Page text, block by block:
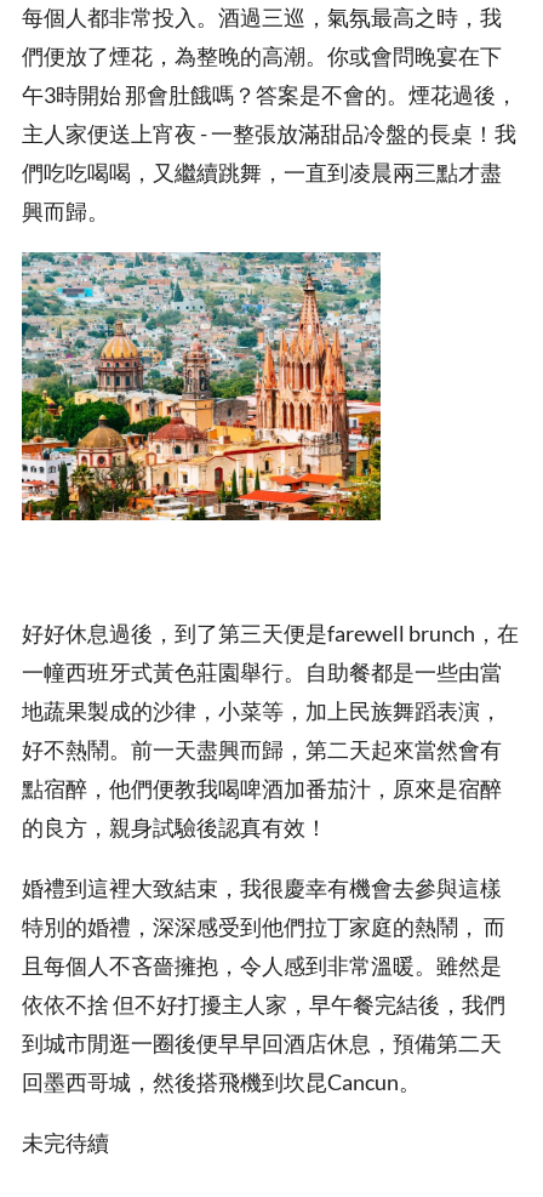
每個人都非常投入。酒過三巡，氣氛最高之時，我
們便放了煙花，為整晚的高潮。你或會問晚宴在下
午3時開始 那會肚餓嗎？答案是不會的。煙花過後，
主人家便送上宵夜 - 一整張放滿甜品冷盤的長桌！我
們吃吃喝喝，又繼續跳舞，一直到凌晨兩三點才盡
興而歸。
好好休息過後，到了第三天便是farewell brunch，在
一幢西班牙式黃色莊園舉行。自助餐都是一些由當
地蔬果製成的沙律，小菜等，加上民族舞蹈表演，
好不熱鬧。前一天盡興而歸，第二天起來當然會有
點宿醉，他們便教我喝啤酒加番茄汁，原來是宿醉
的良方，親身試驗後認真有效！
婚禮到這裡大致結束，我很慶幸有機會去參與這樣
特別的婚禮，深深感受到他們拉丁家庭的熱鬧， 而
且每個人不吝嗇擁抱，令人感到非常溫暖。雖然是
依依不捨 但不好打擾主人家，早午餐完結後，我們
到城市閒逛一圈後便早早回酒店休息，預備第二天
回墨西哥城，然後搭飛機到坎昆Cancun。
未完待續